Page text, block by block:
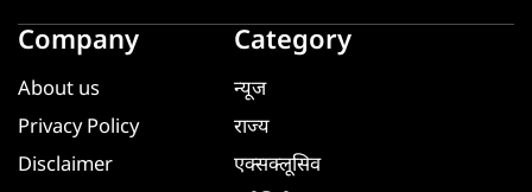
Company
About us
Privacy Policy
Disclaimer
Category
न्यूज
राज्य
एक्सक्लूसिव